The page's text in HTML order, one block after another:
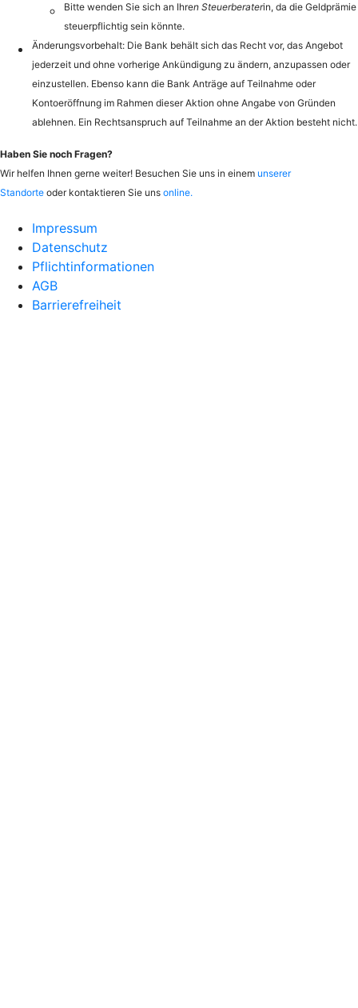
Bitte wenden Sie sich an Ihren Steuerberaterin, da die Geldprämie
steuerpflichtig sein könnte.
Änderungsvorbehalt: Die Bank behält sich das Recht vor, das Angebot
jederzeit und ohne vorherige Ankündigung zu ändern, anzupassen oder
einzustellen. Ebenso kann die Bank Anträge auf Teilnahme oder
Kontoeröffnung im Rahmen dieser Aktion ohne Angabe von Gründen
ablehnen. Ein Rechtsanspruch auf Teilnahme an der Aktion besteht nicht.
Haben Sie noch Fragen?
Wir helfen Ihnen gerne weiter! Besuchen Sie uns in einem unserer
Standorte oder kontaktieren Sie uns online.
Impressum
Datenschutz
Pflichtinformationen
AGB
Barrierefreiheit